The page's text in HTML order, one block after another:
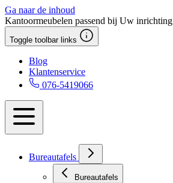
Ga naar de inhoud
Kantoormeubelen passend bij Uw inrichting
Toggle toolbar links
Blog
Klantenservice
076-5419066
Bureautafels
Bureautafels